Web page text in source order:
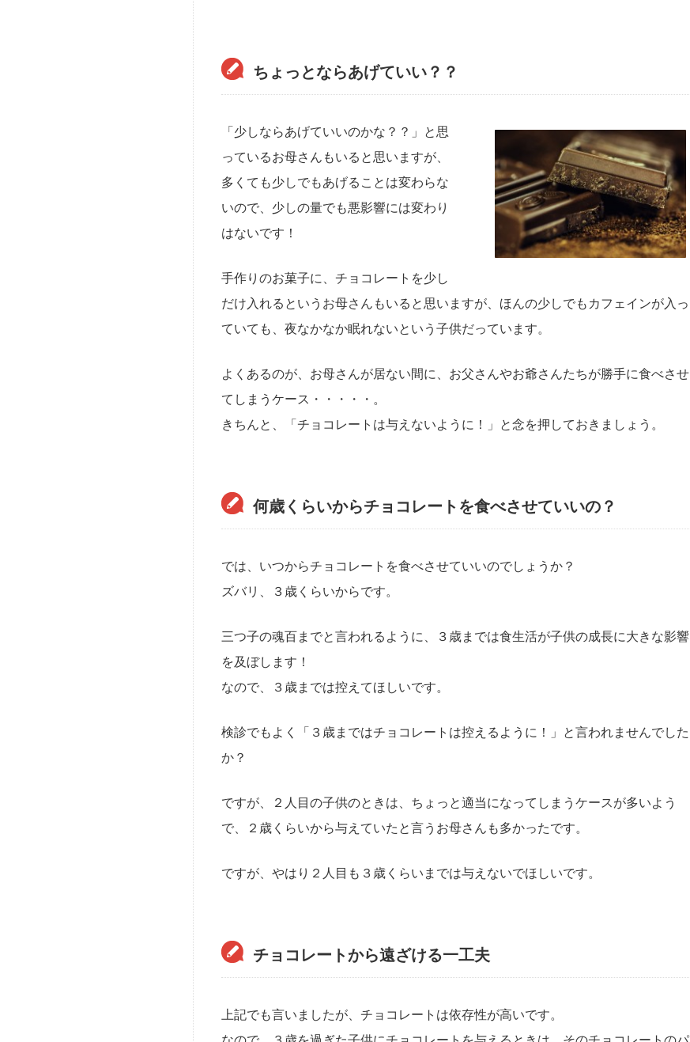
ちょっとならあげていい？？
「少しならあげていいのかな？？」と思
っているお母さんもいると思いますが、
多くても少しでもあげることは変わらな
いので、少しの量でも悪影響には変わり
はないです！
手作りのお菓子に、チョコレートを少し
だけ入れるというお母さんもいると思いますが、ほんの少しでもカフェインが入っ
ていても、夜なかなか眠れないという子供だっています。
よくあるのが、お母さんが居ない間に、お父さんやお爺さんたちが勝手に食べさせ
てしまうケース・・・・・。
きちんと、「チョコレートは与えないように！」と念を押しておきましょう。
何歳くらいからチョコレートを食べさせていいの？
では、いつからチョコレートを食べさせていいのでしょうか？
ズバリ、３歳くらいからです。
三つ子の魂百までと言われるように、３歳までは食生活が子供の成長に大きな影響
を及ぼします！
なので、３歳までは控えてほしいです。
検診でもよく「３歳まではチョコレートは控えるように！」と言われませんでした
か？
ですが、２人目の子供のときは、ちょっと適当になってしまうケースが多いよう
で、２歳くらいから与えていたと言うお母さんも多かったです。
ですが、やはり２人目も３歳くらいまでは与えないでほしいです。
チョコレートから遠ざける一工夫
上記でも言いましたが、チョコレートは依存性が高いです。